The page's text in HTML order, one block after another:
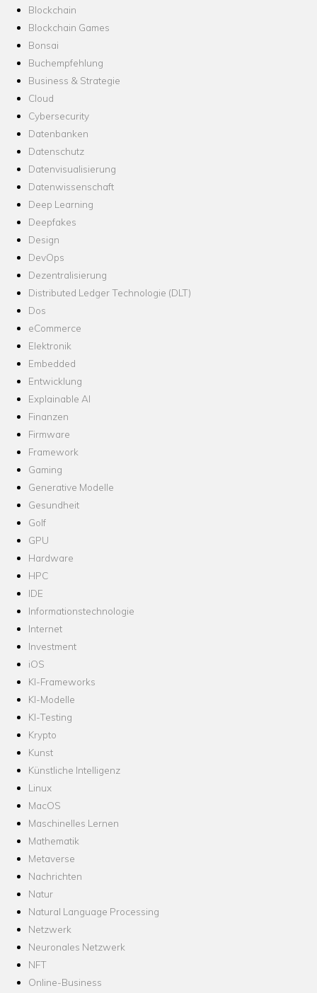
Blockchain
Blockchain Games
Bonsai
Buchempfehlung
Business & Strategie
Cloud
Cybersecurity
Datenbanken
Datenschutz
Datenvisualisierung
Datenwissenschaft
Deep Learning
Deepfakes
Design
DevOps
Dezentralisierung
Distributed Ledger Technologie (DLT)
Dos
eCommerce
Elektronik
Embedded
Entwicklung
Explainable AI
Finanzen
Firmware
Framework
Gaming
Generative Modelle
Gesundheit
Golf
GPU
Hardware
HPC
IDE
Informationstechnologie
Internet
Investment
iOS
KI-Frameworks
KI-Modelle
KI-Testing
Krypto
Kunst
Künstliche Intelligenz
Linux
MacOS
Maschinelles Lernen
Mathematik
Metaverse
Nachrichten
Natur
Natural Language Processing
Netzwerk
Neuronales Netzwerk
NFT
Online-Business